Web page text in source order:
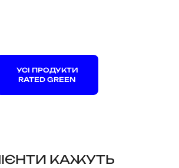
УСІ ПРОДУКТИ
RATED GREEN
КАЖУТЬ